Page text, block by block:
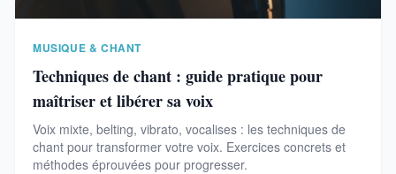
MUSIQUE & CHANT
Techniques de chant : guide pratique pour
maîtriser et libérer sa voix
Voix mixte, belting, vibrato, vocalises : les techniques de
chant pour transformer votre voix. Exercices concrets et
méthodes éprouvées pour progresser.